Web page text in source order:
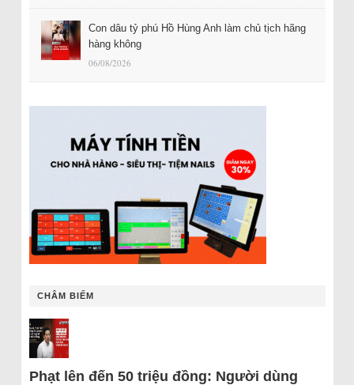
Con dâu tỷ phú Hồ Hùng Anh làm chủ tịch hãng
hàng không
06/08/2026
CHÂM BIẾM
Phạt lên đến 50 triệu đồng: Người dùng